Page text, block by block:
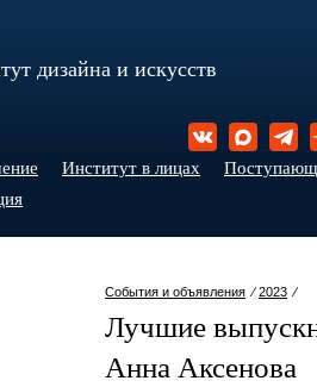
дизайна и искусств
Институт в лицах
События и объявления ⁄2023 ⁄
Лучшие
Анна Аксенова